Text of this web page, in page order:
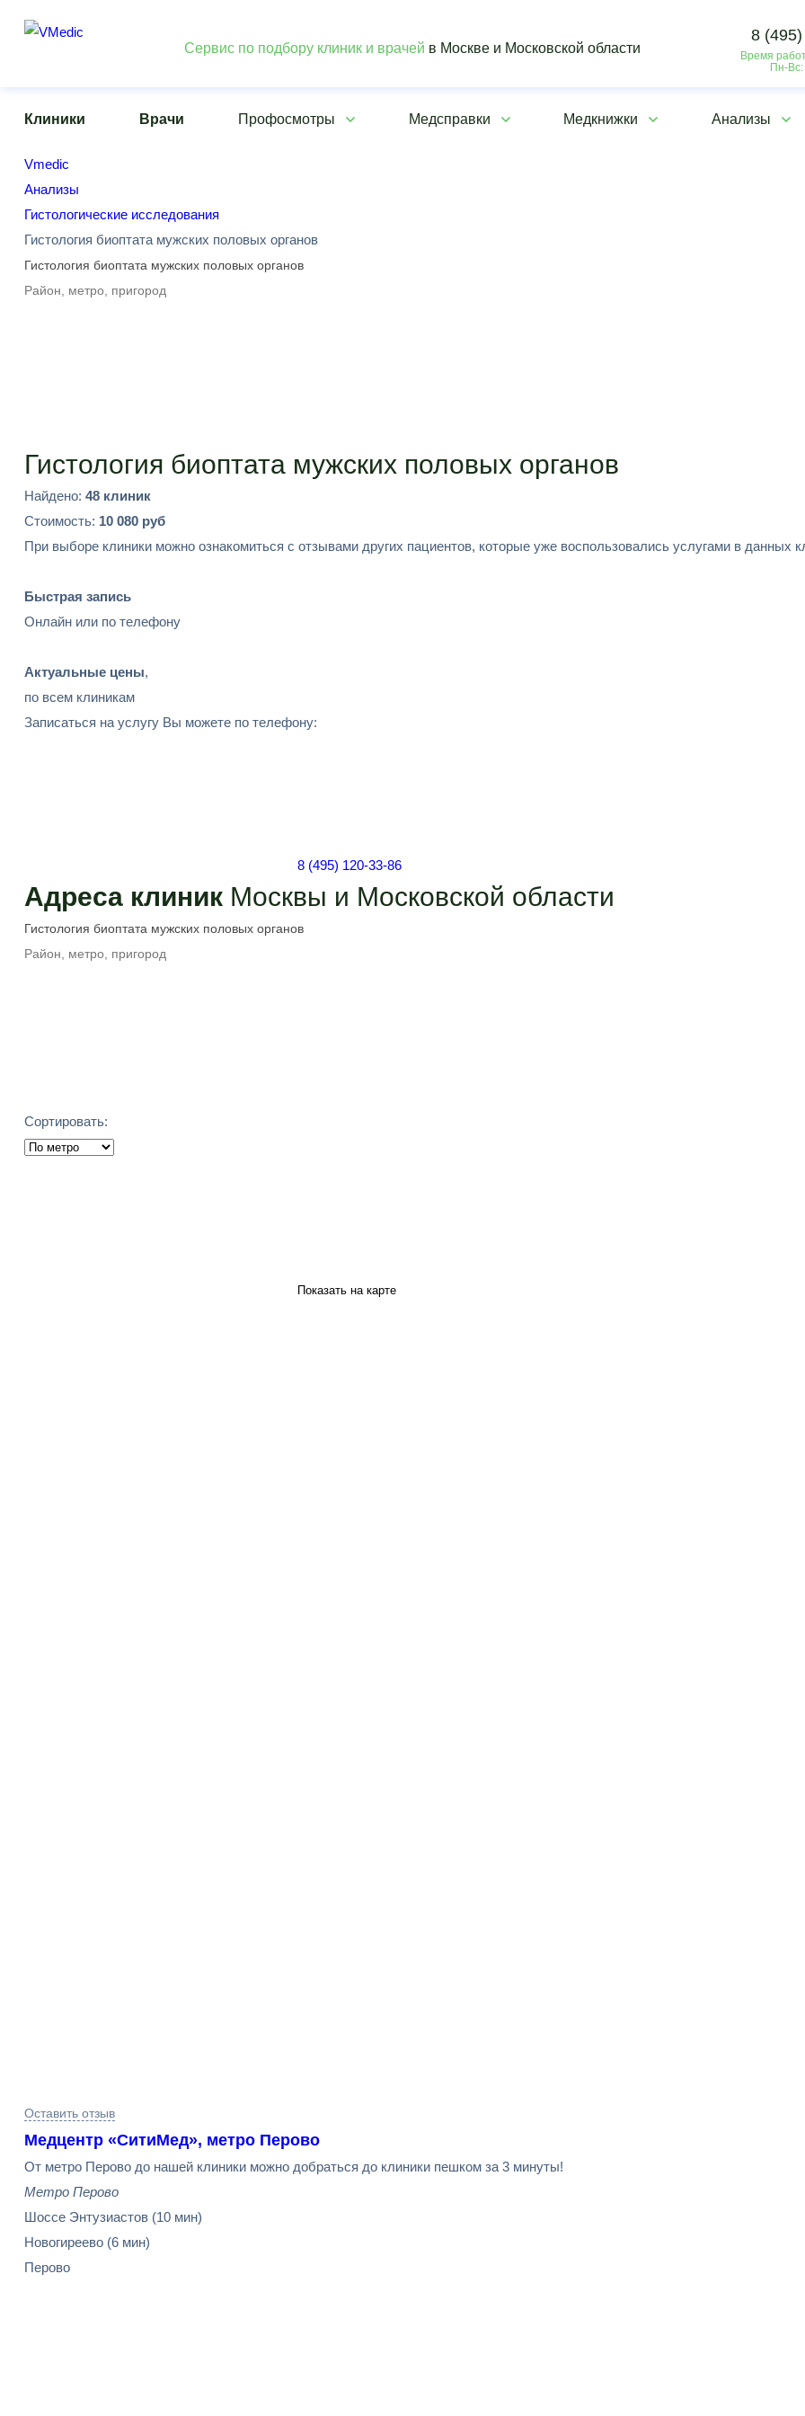
Сервис по подбору клиник и врачей в Москве и Московской области
8
Время
Пн-Вс:
Клиники Врачи Профосмотры Медсправки Медкнижки Анализы
Vmedic
Анализы
Гистологические исследования
Гистология биоптата мужских половых органов
Гистология биоптата мужских половых органов
Найдено: 48 клиник
Стоимость: 10 080 руб
При выборе клиники можно ознакомиться с отзывами других пациентов, которые уже воспользовались услугами в данных
Быстрая запись
Онлайн или по телефону
Актуальные цены,
по всем клиникам
Записаться на услугу Вы можете по телефону:
8 (495) 120-33-86
Адреса клиник Москвы и Московской области
Сортировать:
Показать на карте
поиска
Оставить отзыв
Медцентр «СитиМед», метро Перово
От метро Перово до нашей клиники можно добраться до клиники пешком за 3 минуты!
Метро Перово
Шоссе Энтузиастов (10 мин)
Новогиреево (6 мин)
Перово